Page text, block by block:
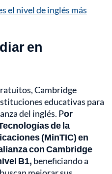
el nivel de inglés más
en
Cambridge
educativas para
del inglés. Por
de la
(MinTIC) en
con Cambridge
B1, beneficiando a